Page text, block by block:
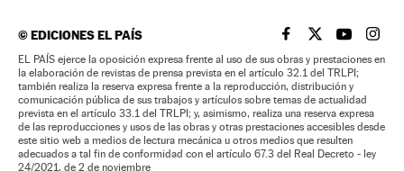
©EDICIONES EL PAÍS EL PAÍS BRASIL EN
EL PAÍSEL PAÍS
EL
EL PAÍS ejerce la oposición expresa frente al uso de sus obras y prestaciones en
la elaboración de revistas de prensa prevista en el artículo 32.1 del TRLPI;
también realiza la reserva expresa frente a la reproducción, distribución y
comunicación pública de sus trabajos y artículos sobre temas de actualidad
prevista en el artículo 33.1 del TRLPI; y, asimismo, realiza una reserva expresa
de las reproducciones y usos de las obras y otras prestaciones accesibles desde
este sitio web a medios de lectura mecánica u otros medios que resulten
adecuados a tal fin de conformidad con el artículo 67.3 del Real Decreto - ley
24/2021, de 2 de noviembre